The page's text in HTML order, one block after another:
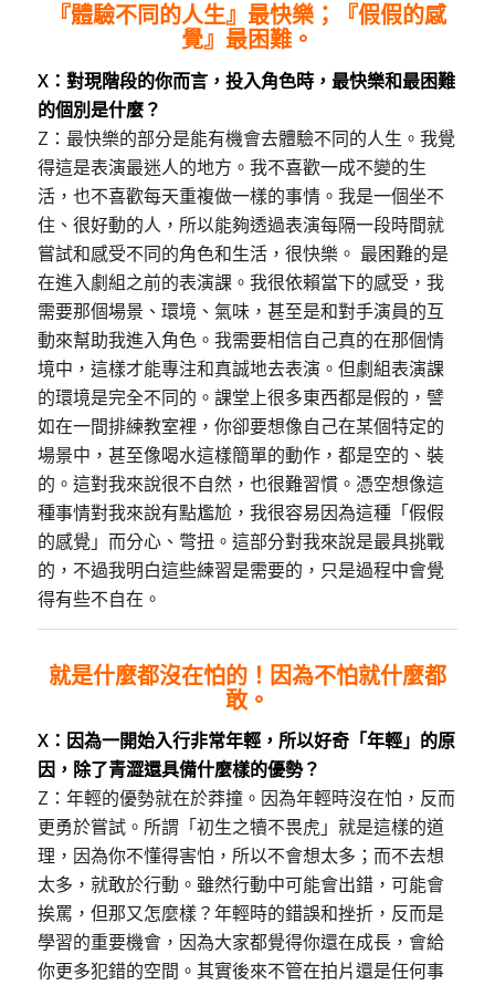
『體驗不同的人生』最快樂；『假假的感
覺』最困難。
X：對現階段的你而言，投入角色時，最快樂和最困難
的個別是什麼？
Z：最快樂的部分是能有機會去體驗不同的人生。我覺
得這是表演最迷人的地方。我不喜歡一成不變的生
活，也不喜歡每天重複做一樣的事情。我是一個坐不
住、很好動的人，所以能夠透過表演每隔一段時間就
嘗試和感受不同的角色和生活，很快樂。 最困難的是
在進入劇組之前的表演課。我很依賴當下的感受，我
需要那個場景、環境、氣味，甚至是和對手演員的互
動來幫助我進入角色。我需要相信自己真的在那個情
境中，這樣才能專注和真誠地去表演。但劇組表演課
的環境是完全不同的。課堂上很多東西都是假的，譬
如在一間排練教室裡，你卻要想像自己在某個特定的
場景中，甚至像喝水這樣簡單的動作，都是空的、裝
的。這對我來說很不自然，也很難習慣。憑空想像這
種事情對我來說有點尷尬，我很容易因為這種「假假
的感覺」而分心、彆扭。這部分對我來說是最具挑戰
的，不過我明白這些練習是需要的，只是過程中會覺
得有些不自在。
就是什麼都沒在怕的！因為不怕就什麼都
敢。
X：因為一開始入行非常年輕，所以好奇「年輕」的原
因，除了青澀還具備什麼樣的優勢？
Z：年輕的優勢就在於莽撞。因為年輕時沒在怕，反而
更勇於嘗試。所謂「初生之犢不畏虎」就是這樣的道
理，因為你不懂得害怕，所以不會想太多；而不去想
太多，就敢於行動。雖然行動中可能會出錯，可能會
挨罵，但那又怎麼樣？年輕時的錯誤和挫折，反而是
學習的重要機會，因為大家都覺得你還在成長，會給
你更多犯錯的空間。其實後來不管在拍片還是任何事